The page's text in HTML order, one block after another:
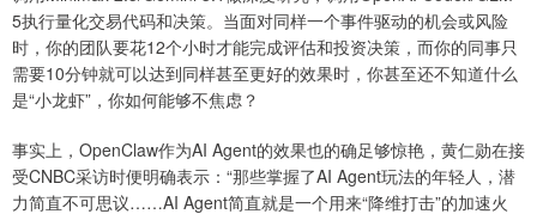
5执行量化交易代码和决策。当面对同样一个事件驱动的机会或风险
时，你的团队要花12个小时才能完成评估和投资决策，而你的同事只
需要10分钟就可以达到同样甚至更好的效果时，你甚至还不知道什么
是“小龙虾”，你如何能够不焦虑？
事实上，OpenClaw作为AI Agent的效果也的确足够惊艳，黄仁勋在接
受CNBC采访时便明确表示：“那些掌握了AI Agent玩法的年轻人，潜
力简直不可思议……AI Agent简直就是一个用来“降维打击”的加速火